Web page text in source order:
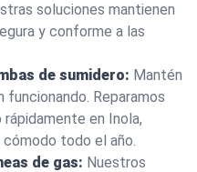
soluciones mantienen
y conforme a las
de sumidero: Mantén
Reparamos
en Inola,
todo el año.
de gas: Nuestros